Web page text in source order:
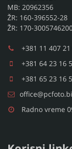
MB: 20962356
ŽR: 160-396552-28
ŽR: 170-
+381 11 407
+381 64 23 16
+381 65 23 16
Radno vreme